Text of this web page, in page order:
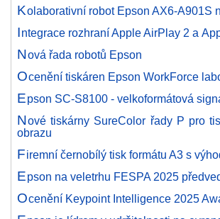
Kolaborativní robot Epson AX6-A901S
Integrace rozhraní Apple AirPlay 2 a
Nová řada robotů Epson
Ocenění tiskáren Epson WorkForce
Epson SC-S8100 - velkoformátová
Nové tiskárny SureColor řady P pro
obrazu
Firemní černobílý tisk formátu A3 s
Epson na veletrhu FESPA 2025
Ocenění Keypoint Intelligence 2025